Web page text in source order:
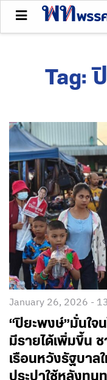
Tag:
January 26, 2026 -
“ปิยะพงษ์”มั่นใจ
มีรายได้เพิ่มขึ้น
เรือนหวังรัฐบา
ประปาใช้หลังทน